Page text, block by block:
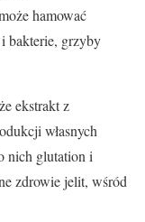
hamować
bakterie, grzyby
ekstrakt z
własnych
nich glutation i
zdrowie jelit, wśród